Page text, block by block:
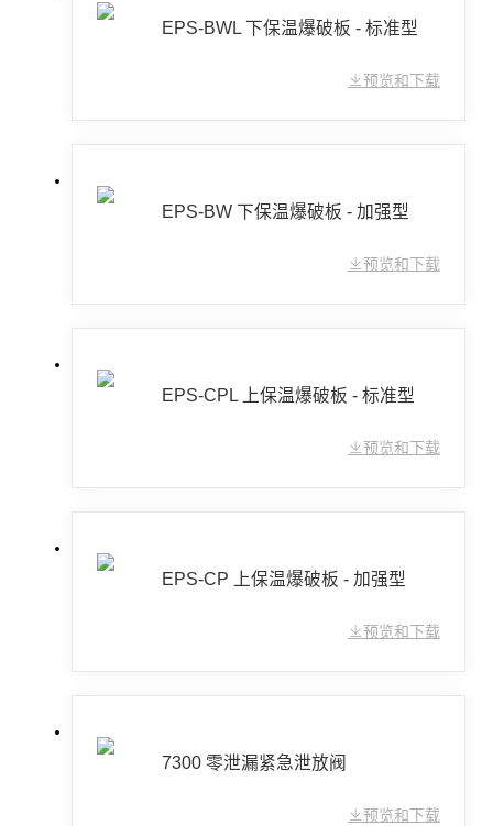
EPS-BWL 下保温爆破板 - 标准型
预览和下载
EPS-BW 下保温爆破板 - 加强型
预览和下载
EPS-CPL 上保温爆破板 - 标准型
预览和下载
EPS-CP 上保温爆破板 - 加强型
预览和下载
7300 零泄漏紧急泄放阀
预览和下载